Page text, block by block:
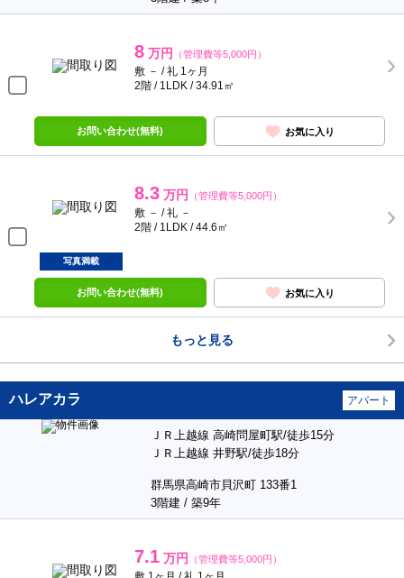
8 万円 （管理費等5,000円）
敷 － / 礼 1ヶ月
2階 / 1LDK / 34.91㎡
お問い合わせ(無料) お気に入り
8.3 万円 （管理費等5,000円）
敷 － / 礼 －
2階 / 1LDK / 44.6㎡
写真満載
お問い合わせ(無料) お気に入り
もっと見る
ハレアカラ アパート
ＪＲ上越線 高崎問屋町駅/徒歩15分
ＪＲ上越線 井野駅/徒歩18分
群馬県高崎市貝沢町 133番1
3階建 / 築9年
7.1 万円 （管理費等5,000円）